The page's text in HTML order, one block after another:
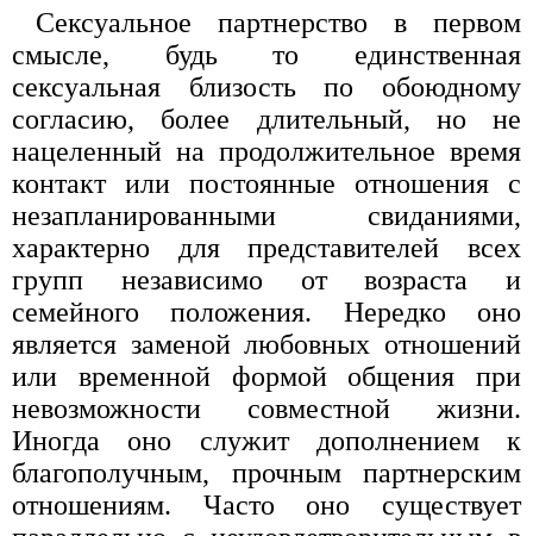
Сексуальное партнерство в первом
смысле, будь то единственная
сексуальная близость по обоюдному
согласию, более длительный, но не
нацеленный на продолжительное время
контакт или постоянные отношения с
незапланированными свиданиями,
характерно для представителей всех
групп независимо от возраста и
семейного положения. Нередко оно
является заменой любовных отношений
или временной формой общения при
невозможности совместной жизни.
Иногда оно служит дополнением к
благополучным, прочным партнерским
отношениям. Часто оно существует